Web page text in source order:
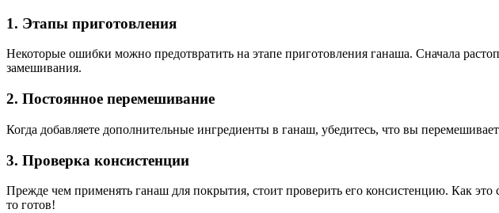
1. Этапы приготовления
Некоторые ошибки можно предотвратить на этапе приготовления ганаша. Сначала
замешивания.
2. Постоянное перемешивание
Когда добавляете дополнительные ингредиенты в ганаш, убедитесь, что вы
3. Проверка консистенции
Прежде чем применять ганаш для покрытия, стоит проверить его консистенцию. Как это
то готов!